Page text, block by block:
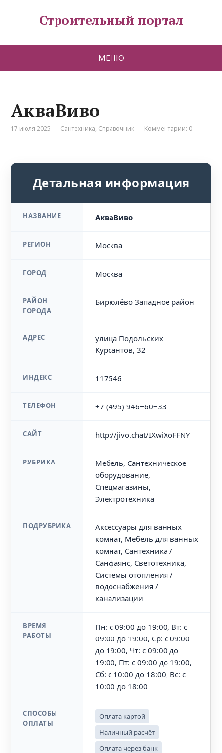
Строительный портал
МЕНЮ
АкваВиво
17 июля 2025 Сантехника, Справочник Комментарии: 0
Детальная информация
НАЗВАНИЕ АкваВиво
РЕГИОН Москва
ГОРОД Москва
РАЙОН
ГОРОДА
Бирюлёво Западное район
АДРЕС
улица Подольских
Курсантов, 32
ИНДЕКС 117546
ТЕЛЕФОН +7 (495) 946‒60‒33
САЙТ http://jivo.chat/IXwiXoFFNY
РУБРИКА
Мебель, Сантехническое
оборудование,
Спецмагазины,
Электротехника
ПОДРУБРИКА
Аксессуары для ванных
комнат, Мебель для ванных
комнат, Сантехника /
Санфаянс, Светотехника,
Системы отопления /
водоснабжения /
канализации
ВРЕМЯ
РАБОТЫ
Пн: с 09:00 до 19:00, Вт: с
09:00 до 19:00, Ср: с 09:00
до 19:00, Чт: с 09:00 до
19:00, Пт: с 09:00 до 19:00,
Сб: с 10:00 до 18:00, Вс: с
10:00 до 18:00
СПОСОБЫ
ОПЛАТЫ
Оплата картой
Наличный расчёт
Оплата через банк